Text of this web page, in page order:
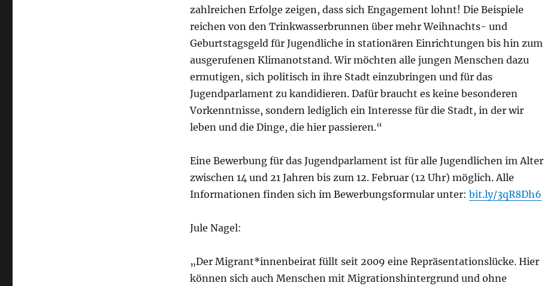
zahlreichen Erfolge zeigen, dass sich Engagement lohnt! Die Beispiele
reichen von den Trinkwasserbrunnen über mehr Weihnachts- und
Geburtstagsgeld für Jugendliche in stationären Einrichtungen bis hin zum
ausgerufenen Klimanotstand. Wir möchten alle jungen Menschen dazu
ermutigen, sich politisch in ihre Stadt einzubringen und für das
Jugendparlament zu kandidieren. Dafür braucht es keine besonderen
Vorkenntnisse, sondern lediglich ein Interesse für die Stadt, in der wir
leben und die Dinge, die hier passieren.“
Eine Bewerbung für das Jugendparlament ist für alle Jugendlichen im Alter
zwischen 14 und 21 Jahren bis zum 12. Februar (12 Uhr) möglich. Alle
Informationen finden sich im Bewerbungsformular unter: bit.ly/3qR8Dh6
Jule Nagel:
„Der Migrant*innenbeirat füllt seit 2009 eine Repräsentationslücke. Hier
können sich auch Menschen mit Migrationshintergrund und ohne